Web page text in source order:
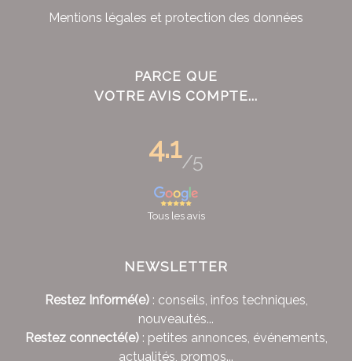
Mentions légales et protection des données
PARCE QUE
VOTRE AVIS COMPTE...
4.1/5
Tous les avis
NEWSLETTER
Restez Informé(e): conseils, infos techniques,
nouveautés...
Restez connecté(e): petites annonces, événements,
actualités, promos...